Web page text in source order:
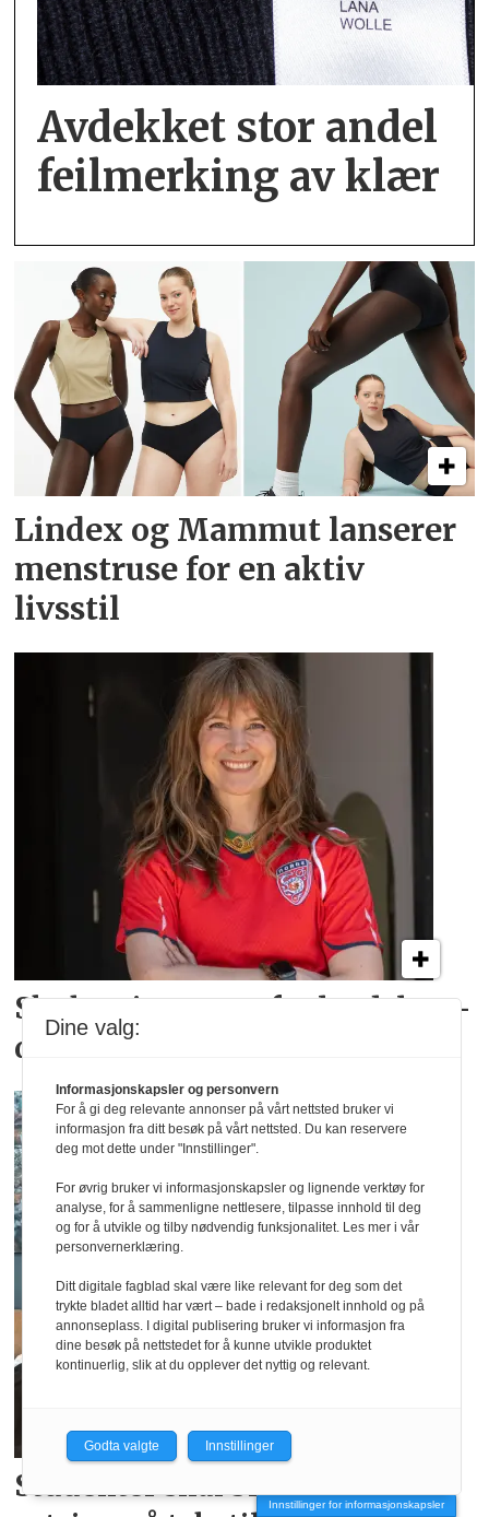
Avdekket stor andel
feil­merking av klær
Lindex og Mammut lanserer
menstruse for en aktiv
livsstil
Skyhøy interesse forlandslags­
drakter
Studenter skal bidra iNorsirks
Innstillinger for informasjonskapsler
Dine valg:
Informasjonskapsler og personvern
For å gi deg relevante annonser på vårt nettsted bruker vi
informasjon fra ditt besøk på vårt nettsted. Du kan reservere
deg mot dette under "Innstillinger".
For øvrig bruker vi informasjonskapsler og lignende verktøy for
analyse, for å sammenligne nettlesere, tilpasse innhold til deg
og for å utvikle og tilby nødvendig funksjonalitet. Les mer i vår
personvernerklæring.
Ditt digitale fagblad skal være like relevant for deg som det
trykte bladet alltid har vært – bade i redaksjonelt innhold og på
annonseplass. I digital publisering bruker vi informasjon fra
dine besøk på nettstedet for å kunne utvikle produktet
kontinuerlig, slik at du opplever det nyttig og relevant.
Godta valgte Innstillinger